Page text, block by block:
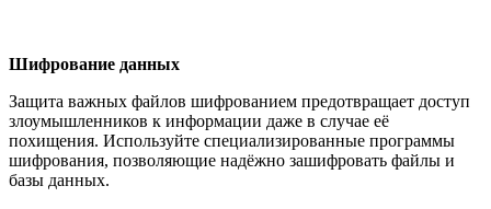
Шифрование данных
Защита важных файлов шифрованием предотвращает доступ
злоумышленников к информации даже в случае её
похищения. Используйте специализированные программы
шифрования, позволяющие надёжно зашифровать файлы и
базы данных.